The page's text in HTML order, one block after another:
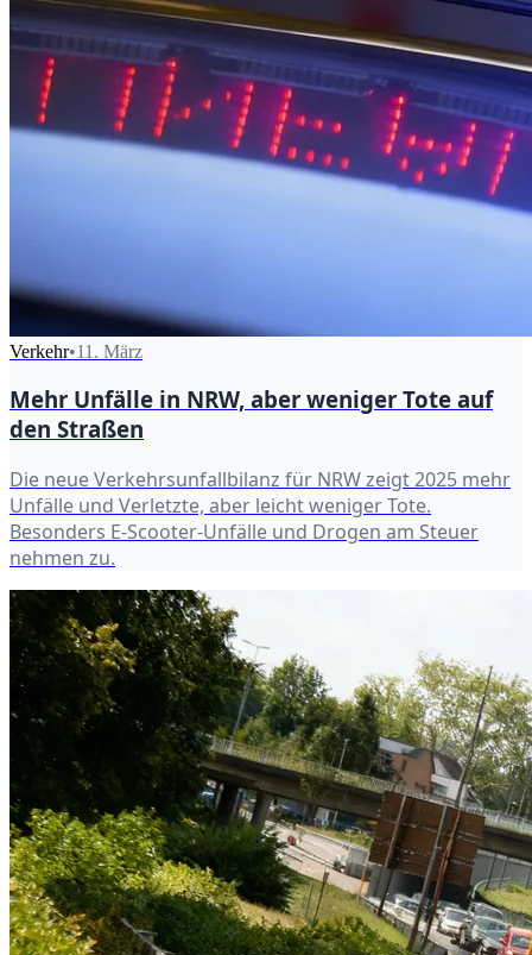
Verkehr•11. März
Mehr Unfälle in NRW, aber weniger Tote auf
den Straßen
Die neue Verkehrsunfallbilanz für NRW zeigt 2025 mehr
Unfälle und Verletzte, aber leicht weniger Tote.
Besonders E-Scooter-Unfälle und Drogen am Steuer
nehmen zu.